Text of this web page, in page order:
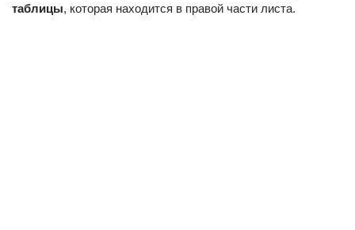
таблицы, которая находится в правой части листа.